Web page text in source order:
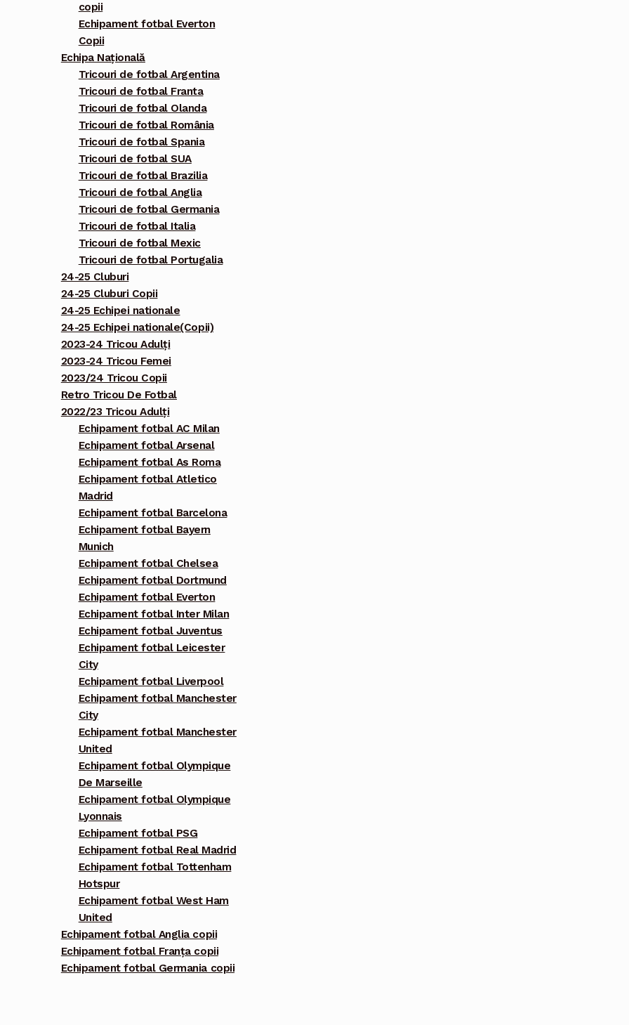
copii
Echipament fotbal Everton
Copii
Echipa Națională
Tricouri de fotbal Argentina
Tricouri de fotbal Franta
Tricouri de fotbal Olanda
Tricouri de fotbal România
Tricouri de fotbal Spania
Tricouri de fotbal SUA
Tricouri de fotbal Brazilia
Tricouri de fotbal Anglia
Tricouri de fotbal Germania
Tricouri de fotbal Italia
Tricouri de fotbal Mexic
Tricouri de fotbal Portugalia
24-25 Cluburi
24-25 Cluburi Copii
24-25 Echipei nationale
24-25 Echipei nationale(Copii)
2023-24 Tricou Adulți
2023-24 Tricou Femei
2023/24 Tricou Copii
Retro Tricou De Fotbal
2022/23 Tricou Adulți
Echipament fotbal AC Milan
Echipament fotbal Arsenal
Echipament fotbal As Roma
Echipament fotbal Atletico
Madrid
Echipament fotbal Barcelona
Echipament fotbal Bayern
Munich
Echipament fotbal Chelsea
Echipament fotbal Dortmund
Echipament fotbal Everton
Echipament fotbal Inter Milan
Echipament fotbal Juventus
Echipament fotbal Leicester
City
Echipament fotbal Liverpool
Echipament fotbal Manchester
City
Echipament fotbal Manchester
United
Echipament fotbal Olympique
De Marseille
Echipament fotbal Olympique
Lyonnais
Echipament fotbal PSG
Echipament fotbal Real Madrid
Echipament fotbal Tottenham
Hotspur
Echipament fotbal West Ham
United
Echipament fotbal Anglia copii
Echipament fotbal Franța copii
Echipament fotbal Germania copii